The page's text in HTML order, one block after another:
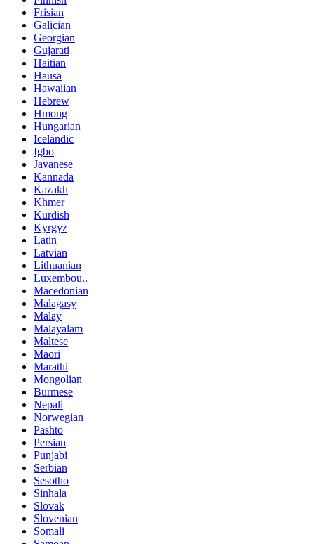
Frisian
Galician
Georgian
Gujarati
Haitian
Hausa
Hawaiian
Hebrew
Hmong
Hungarian
Icelandic
Igbo
Javanese
Kannada
Kazakh
Khmer
Kurdish
Kyrgyz
Latin
Latvian
Lithuanian
Luxembou..
Macedonian
Malagasy
Malay
Malayalam
Maltese
Maori
Marathi
Mongolian
Burmese
Nepali
Norwegian
Pashto
Persian
Punjabi
Serbian
Sesotho
Sinhala
Slovak
Slovenian
Somali